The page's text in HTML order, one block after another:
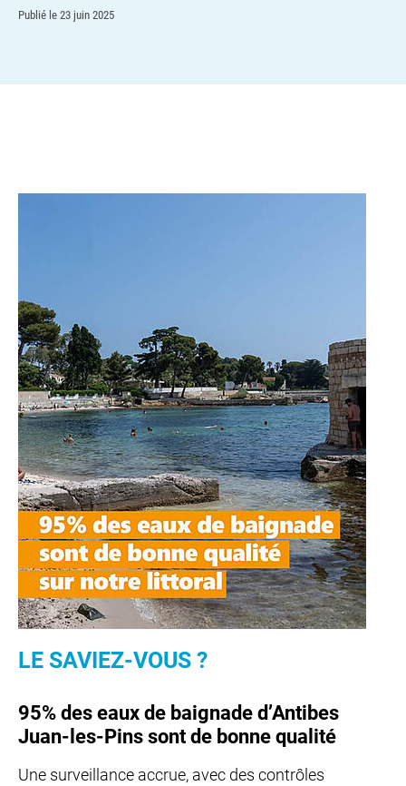
Publié le 23 juin 2025
LE SAVIEZ-VOUS ?
95% des eaux de baignade d’Antibes
Juan-les-Pins sont de bonne qualité
Une surveillance accrue, avec des contrôles